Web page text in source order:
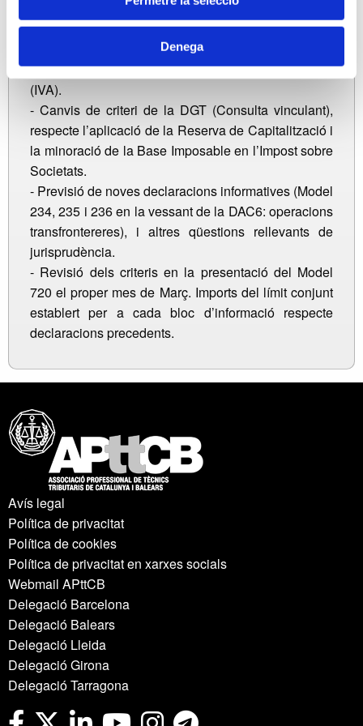
Denega
vinculades). Actuacions de la Inspecció tributària.
- BRÈXIT: Implicacions fiscals i canvis a tenir en
compte en l’àmbit impositiu directe (IRPF, IRNR,
Impost sobre Societats) i en la imposició indirecta
(IVA).
- Canvis de criteri de la DGT (Consulta vinculant),
respecte l’aplicació de la Reserva de Capitalització i
la minoració de la Base Imposable en l’Impost sobre
Societats.
- Previsió de noves declaracions informatives (Model
234, 235 i 236 en la vessant de la DAC6: operacions
transfrontereres), i altres qüestions rellevants de
jurisprudència.
- Revisió dels criteris en la presentació del Model
720 el proper mes de Març. Imports del límit conjunt
establert per a cada bloc d’informació respecte
declaracions precedents.
Avís legal
Política de privacitat
Política de cookies
Política de privacitat en xarxes socials
Webmail APttCB
Delegació Barcelona
Delegació Balears
Delegació Lleida
Delegació Girona
Delegació Tarragona